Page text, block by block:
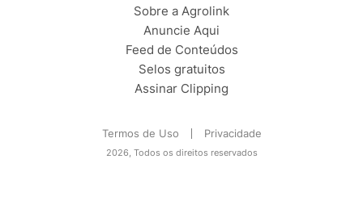
Sobre a Agrolink
Anuncie Aqui
Feed de Conteúdos
Selos gratuitos
Assinar Clipping
Termos de Uso Privacidade
2026, Todos os direitos reservados